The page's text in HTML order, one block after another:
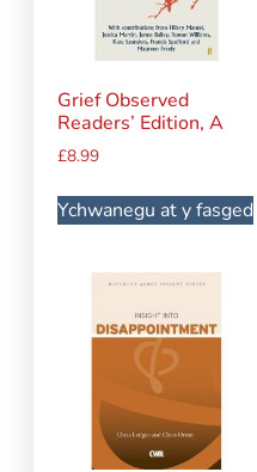
Grief Observed
Readers’ Edition, A
£8.99
Ychwanegu at y fasged